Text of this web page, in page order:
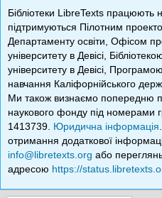
Бібліотеки LibreTexts працюють
підтримуються Пілотним
Департаменту освіти, Офісом
університету в Девісі,
університету в Девісі,
навчання Каліфорнійського
Ми також визнаємо попередню
наукового фонду під номерами
1413739. Юридична інформація
отримання додаткової
info@libretexts.org або
адресою https://